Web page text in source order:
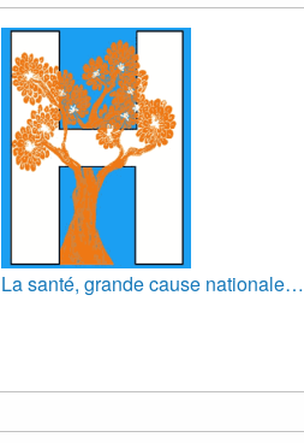
La santé, grande cause nationale…